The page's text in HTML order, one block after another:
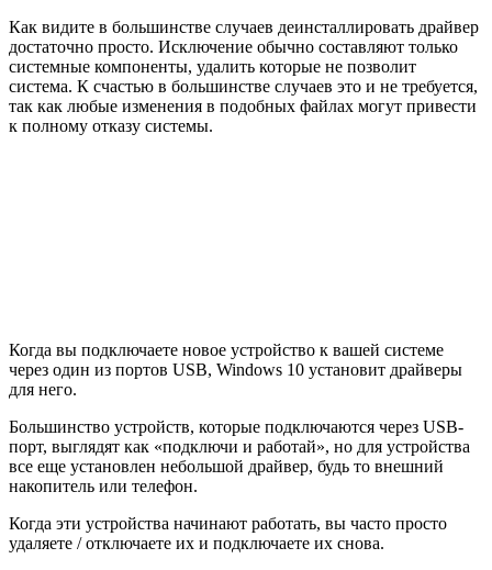
Как видите в большинстве случаев деинсталлировать драйвер
достаточно просто. Исключение обычно составляют только
системные компоненты, удалить которые не позволит
система. К счастью в большинстве случаев это и не требуется,
так как любые изменения в подобных файлах могут привести
к полному отказу системы.
Когда вы подключаете новое устройство к вашей системе
через один из портов USB, Windows 10 установит драйверы
для него.
Большинство устройств, которые подключаются через USB-
порт, выглядят как «подключи и работай», но для устройства
все еще установлен небольшой драйвер, будь то внешний
накопитель или телефон.
Когда эти устройства начинают работать, вы часто просто
удаляете / отключаете их и подключаете их снова.